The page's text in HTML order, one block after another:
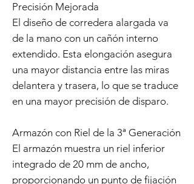
Precisión Mejorada
El diseño de corredera alargada va
de la mano con un cañón interno
extendido. Esta elongación asegura
una mayor distancia entre las miras
delantera y trasera, lo que se traduce
en una mayor precisión de disparo.
Armazón con Riel de la 3ª Generación
El armazón muestra un riel inferior
integrado de 20 mm de ancho,
proporcionando un punto de fijación